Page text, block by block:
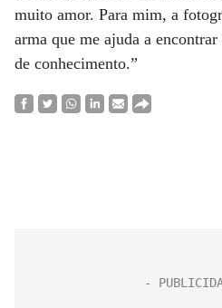
muito amor. Para mim, a
arma que me ajuda a
de conhecimento.”